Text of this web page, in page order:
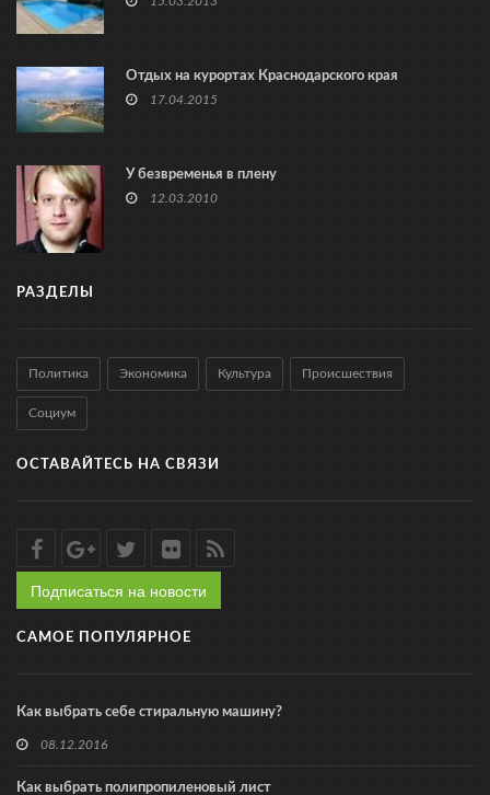
Отдых на курортах Краснодарского края
17.04.2015
У безвременья в плену
12.03.2010
РАЗДЕЛЫ
Политика Экономика Культура Происшествия
Социум
ОСТАВАЙТЕСЬ НА СВЯЗИ
Подписаться на новости
САМОЕ ПОПУЛЯРНОЕ
Как выбрать себе стиральную машину?
08.12.2016
Как выбрать полипропиленовый лист